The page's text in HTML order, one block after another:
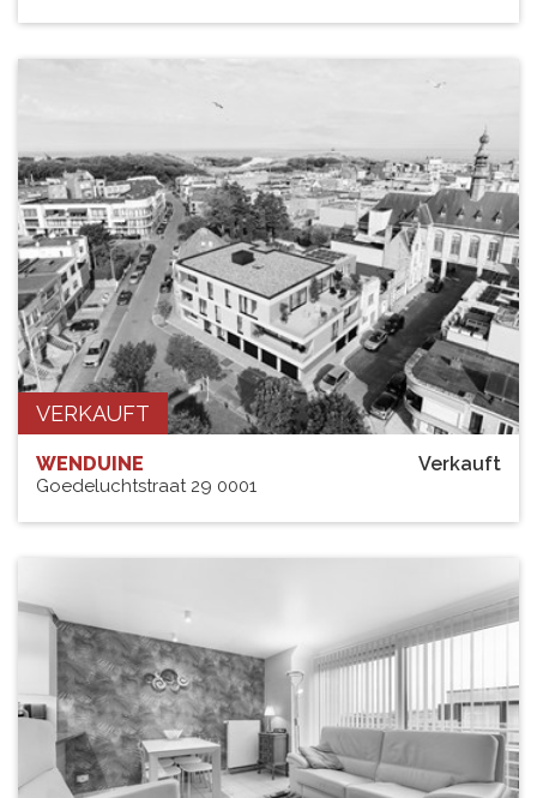
VERKAUFT
Verkauft
WENDUINE
Goedeluchtstraat 29 0001